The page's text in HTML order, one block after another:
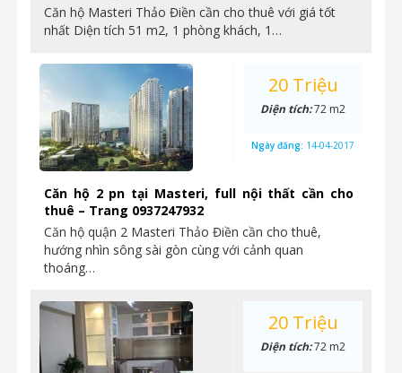
Căn hộ Masteri Thảo Điền cần cho thuê với giá tốt
nhất Diện tích 51 m2, 1 phòng khách, 1…
Căn hộ 2 pn tại Masteri, full nội thất cần cho
thuê – Trang 0937247932
Căn hộ quận 2 Masteri Thảo Điền cần cho thuê,
hướng nhìn sông sài gòn cùng với cảnh quan
thoáng…
20 Triệu
Diện tích:72 m2
Ngày đăng: 14-04-2017
20 Triệu
Diện tích:72 m2